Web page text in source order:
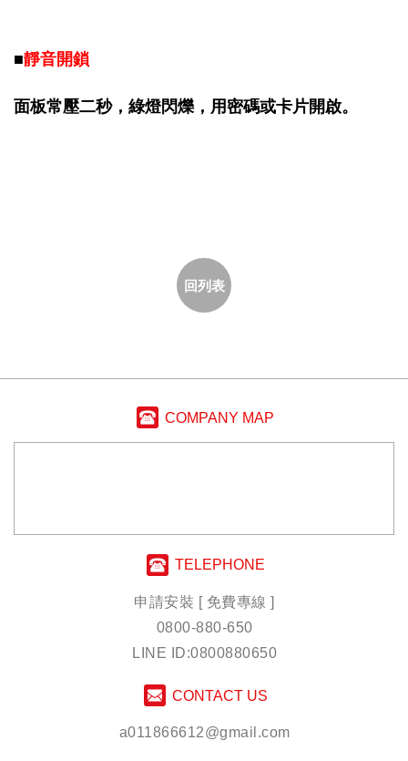
■靜音開鎖
面板常壓二秒，綠燈閃爍，用密碼或卡片開啟。
回列表
COMPANY MAP
TELEPHONE
申請安裝 [ 免費專線 ]
0800-880-650
LINE ID:0800880650
CONTACT US
a011866612@gmail.com